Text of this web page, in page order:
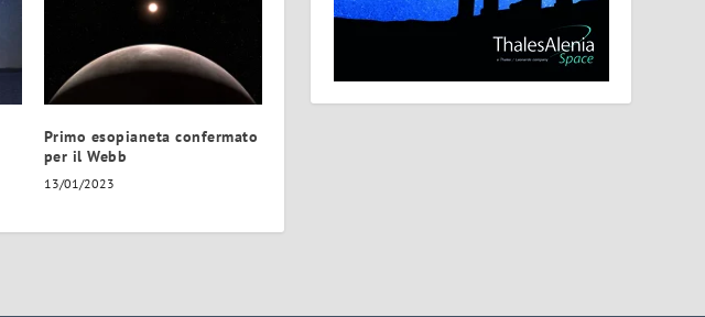
Primo esopianeta confermato
per il Webb
13/01/2023